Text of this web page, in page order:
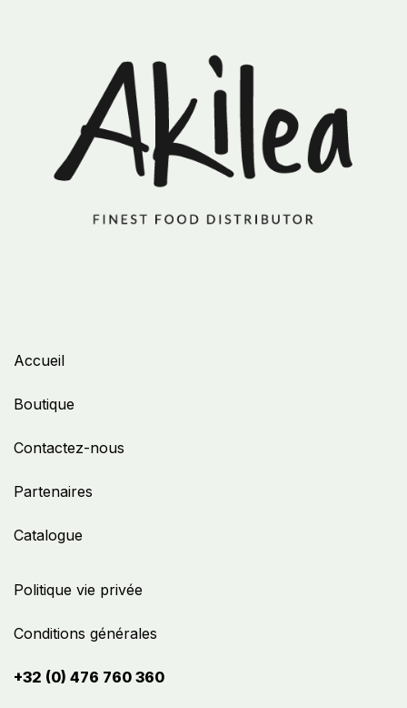
Politique vie privée
Conditions générales
+32 (0) 476 760 360
Accueil
Boutique
Contactez-nous
Partenaires
Catalogue